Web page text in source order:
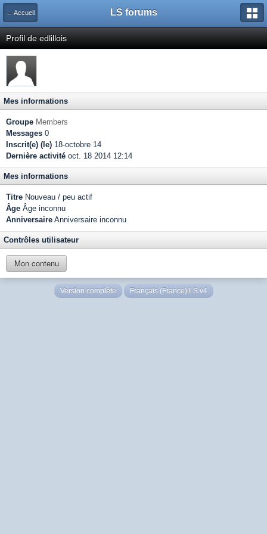
← Accueil LS forums
Profil de edlillois
Mes informations
Groupe Members
Messages 0
Inscrit(e) (le) 18-octobre 14
Dernière activité oct. 18 2014 12:14
Mes informations
Titre Nouveau / peu actif
Âge Âge inconnu
Anniversaire Anniversaire inconnu
Contrôles utilisateur
Mon contenu
Version complète Français (France) LS v4